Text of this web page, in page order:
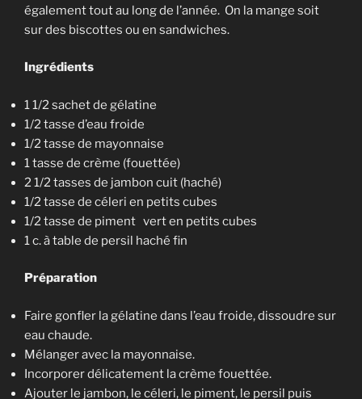
également tout au long de l’année. On la mange soit
sur des biscottes ou en sandwiches.
Ingrédients
1 1/2 sachet de gélatine
1/2 tasse d’eau froide
1/2 tasse de mayonnaise
1 tasse de crème (fouettée)
2 1/2 tasses de jambon cuit (haché)
1/2 tasse de céleri en petits cubes
1/2 tasse de piment vert en petits cubes
1 c. à table de persil haché fin
Préparation
Faire gonfler la gélatine dans l’eau froide, dissoudre sur
eau chaude.
Mélanger avec la mayonnaise.
Incorporer délicatement la crème fouettée.
Ajouter le jambon, le céleri, le piment, le persil puis